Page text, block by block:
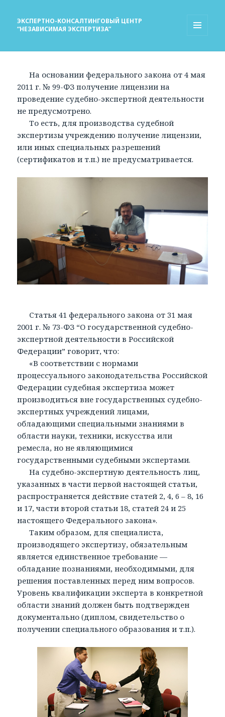
ЭКСПЕРТНО-КОНСАЛТИНГОВЫЙ ЦЕНТР
“НЕЗАВИСИМАЯ ЭКСПЕРТИЗА”
На основании федерального закона от 4 мая
2011 г. № 99-ФЗ получение лицензии на
проведение судебно-экспертной деятельности
не предусмотрено.
То есть, для производства судебной
экспертизы учреждению получение лицензии,
или иных специальных разрешений
(сертификатов и т.п.) не предусматривается.
Статья 41 федерального закона от 31 мая
2001 г. № 73-ФЗ “О государственной судебно-
экспертной деятельности в Российской
Федерации” говорит, что:
«В соответствии с нормами
процессуального законодательства Российской
Федерации судебная экспертиза может
производиться вне государственных судебно-
экспертных учреждений лицами,
обладающими специальными знаниями в
области науки, техники, искусства или
ремесла, но не являющимися
государственными судебными экспертами.
На судебно-экспертную деятельность лиц,
указанных в части первой настоящей статьи,
распространяется действие статей 2, 4, 6 – 8, 16
и 17, части второй статьи 18, статей 24 и 25
настоящего Федерального закона».
Таким образом, для специалиста,
производящего экспертизу, обязательным
является единственное требование —
обладание познаниями, необходимыми, для
решения поставленных перед ним вопросов.
Уровень квалификации эксперта в конкретной
области знаний должен быть подтвержден
документально (диплом, свидетельство о
получении специального образования и т.п.).